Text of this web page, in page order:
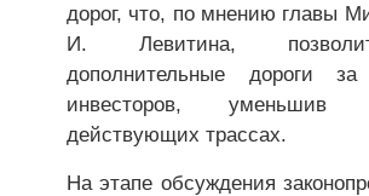
дорог, что, по мнению главы
И. Левитина,
дополнительные дороги
инвесторов, уменьшив
действующих трассах.
На этапе обсуждения